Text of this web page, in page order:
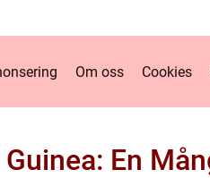
Om oss Cookies
En